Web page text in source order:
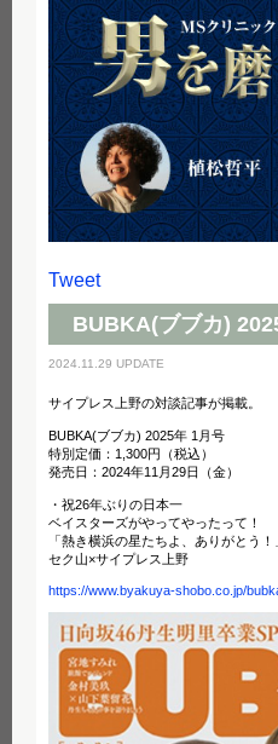
Tweet
BUBKA(ブブカ)
2024.11.29 UPDATE
サイプレス上野の対談記事が掲載。
BUBKA(ブブカ) 2025年 1月号
特別定価：1,300円（税込）
発売日：2024年11月29日（金）
・祝26年ぶりの日本一
ベイスターズがやってやったって！
「熱き横浜の星たちよ、ありがとう！
セク山×サイプレス上野
https://www.byakuya-shobo.co.jp/